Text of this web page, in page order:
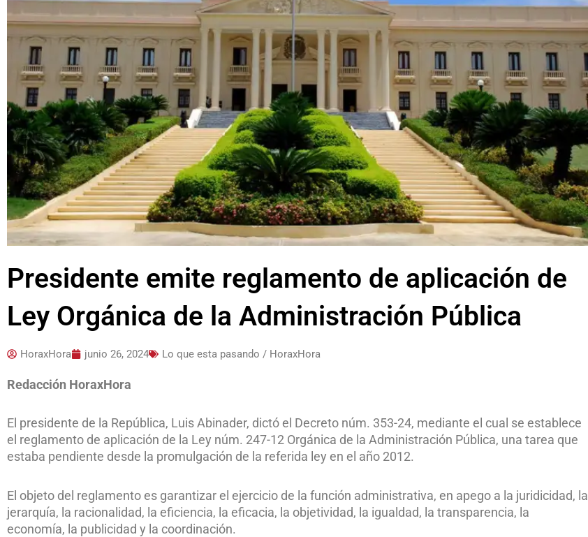
Presidente emite reglamento de aplicación de
Ley Orgánica de la Administración Pública
HoraxHora junio 26, 2024 Lo que esta pasando / HoraxHora
Redacción HoraxHora
El presidente de la República, Luis Abinader, dictó el Decreto núm. 353-24, mediante el cual se establece
el reglamento de aplicación de la Ley núm. 247-12 Orgánica de la Administración Pública, una tarea que
estaba pendiente desde la promulgación de la referida ley en el año 2012.
El objeto del reglamento es garantizar el ejercicio de la función administrativa, en apego a la juridicidad, la
jerarquía, la racionalidad, la eficiencia, la eficacia, la objetividad, la igualdad, la transparencia, la
economía, la publicidad y la coordinación.